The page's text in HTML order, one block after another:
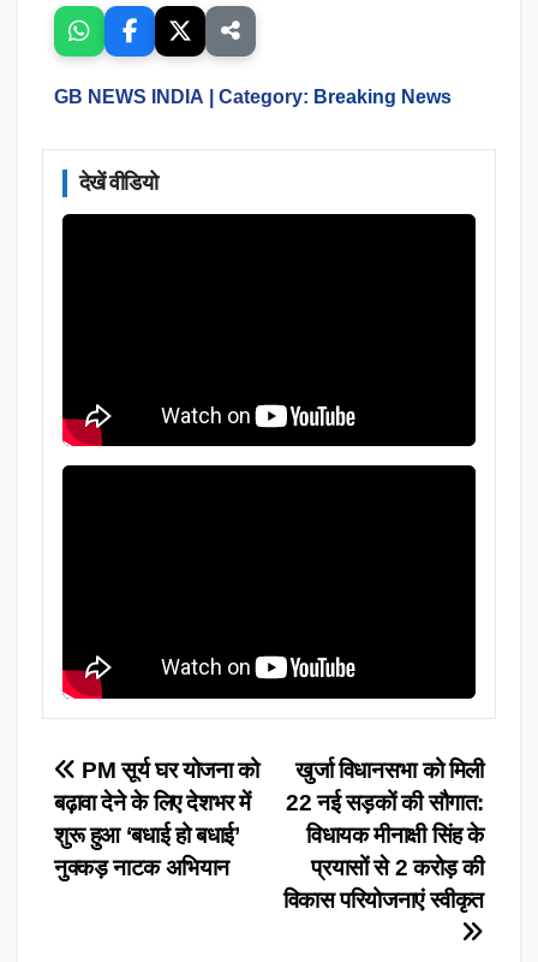
GB NEWS INDIA | Category: Breaking News
देखें वीडियो
Post
navigation
खुर्जा विधानसभा को मिली
22 नई सड़कों की सौगात:
विधायक मीनाक्षी सिंह के
प्रयासों से 2 करोड़ की
विकास परियोजनाएं स्वीकृत
PM सूर्य घर योजना को
बढ़ावा देने के लिए देशभर में
शुरू हुआ ‘बधाई हो बधाई’
नुक्कड़ नाटक अभियान